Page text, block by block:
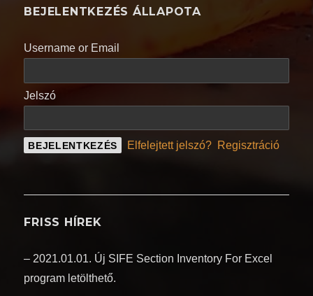
BEJELENTKEZÉS ÁLLAPOTA
Username or Email
Jelszó
Elfelejtett jelszó? Regisztráció
FRISS HÍREK
– 2021.01.01. Új SIFE Section Inventory For Excel
program letölthető.